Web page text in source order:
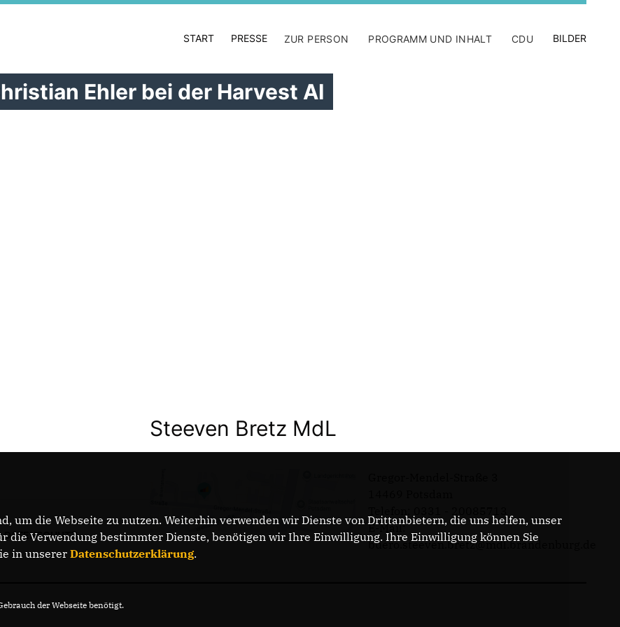
START PRESSE ZUR PERSON PROGRAMM UND INHALT CDU BILDER
Ehler bei der Harvest AI
DATENSCHUTZ
Steeven Bretz MdL
E-Mail:
buero.steeven.bretz@mdl.brandenburg.de
um die Webseite zu nutzen. Weiterhin verwenden wir Dienste von Drittanbietern, die uns helfen, unser
die Verwendung bestimmter Dienste, benötigen wir Ihre Einwilligung. Ihre Einwilligung können Sie
in unserer Datenschutzerklärung.
der Webseite benötigt.